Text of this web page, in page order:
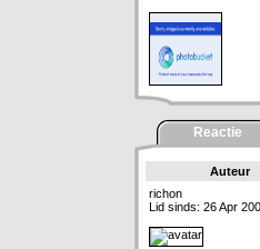
Reactie
Auteur
richon
Lid sinds: 26 Apr